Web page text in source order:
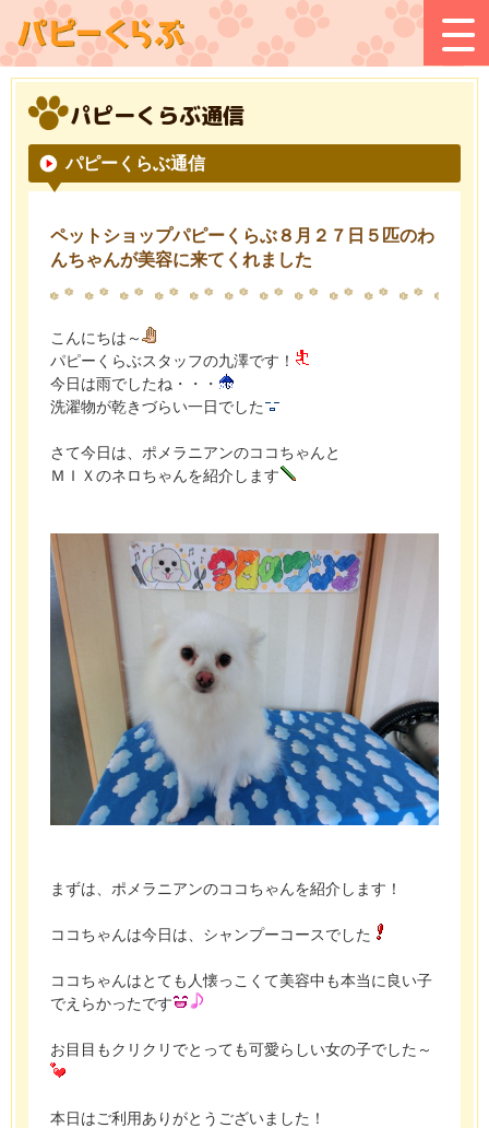
パピーくらぶ通信
パピーくらぶ通信
ペットショップパピーくらぶ８月２７日５匹のわ
んちゃんが美容に来てくれました
こんにちは～
パピーくらぶスタッフの九澤です！
今日は雨でしたね・・・
洗濯物が乾きづらい一日でした
さて今日は、ポメラニアンのココちゃんと
ＭＩＸのネロちゃんを紹介します
まずは、ポメラニアンのココちゃんを紹介します！
ココちゃんは今日は、シャンプーコースでした
ココちゃんはとても人懐っこくて美容中も本当に良い子
でえらかったです
お目目もクリクリでとっても可愛らしい女の子でした～
本日はご利用ありがとうございました！